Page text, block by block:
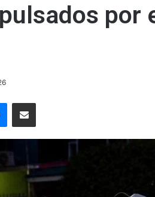
por
MessengerCompartir via correo electrónico